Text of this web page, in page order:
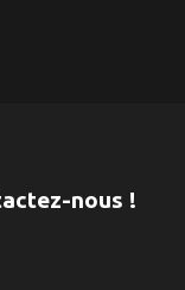
nous !